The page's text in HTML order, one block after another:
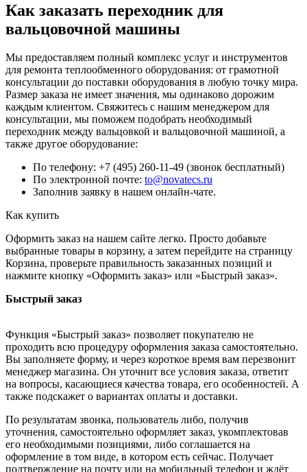
Как заказать переходник для
вальцовочной машины
Мы предоставляем полный комплекс услуг и инструментов
для ремонта теплообменного оборудования: от грамотной
консультации до поставки оборудования в любую точку мира.
Размер заказа не имеет значения, мы одинаково дорожим
каждым клиентом. Свяжитесь с нашим менеджером для
консультации, мы поможем подобрать необходимый
переходник между вальцовкой и вальцовочной машиной, а
также другое оборудование:
По телефону: +7 (495) 260-11-49 (звонок бесплатный)
По электронной почте: to@novatecs.ru
Заполнив заявку в нашем онлайн-чате.
Как купить
Оформить заказ на нашем сайте легко. Просто добавьте
выбранные товары в корзину, а затем перейдите на страницу
Корзина, проверьте правильность заказанных позиций и
нажмите кнопку «Оформить заказ» или «Быстрый заказ».
Быстрый заказ
Функция «Быстрый заказ» позволяет покупателю не
проходить всю процедуру оформления заказа самостоятельно.
Вы заполняете форму, и через короткое время вам перезвонит
менеджер магазина. Он уточнит все условия заказа, ответит
на вопросы, касающиеся качества товара, его особенностей. А
также подскажет о вариантах оплаты и доставки.
По результатам звонка, пользователь либо, получив
уточнения, самостоятельно оформляет заказ, укомплектовав
его необходимыми позициями, либо соглашается на
оформление в том виде, в котором есть сейчас. Получает
подтверждение на почту или на мобильный телефон и ждёт